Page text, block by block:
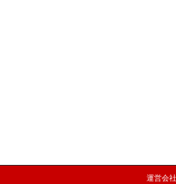
運営会社